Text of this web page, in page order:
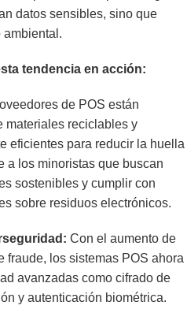
datos sensibles, sino que
ambiental.
tendencia en acción:
de POS están
materiales reciclables y
eficientes para reducir la huella
a los minoristas que buscan
sostenibles y cumplir con
sobre residuos electrónicos.
Con el aumento de
fraude, los sistemas POS ahora
avanzadas como cifrado de
y autenticación biométrica.